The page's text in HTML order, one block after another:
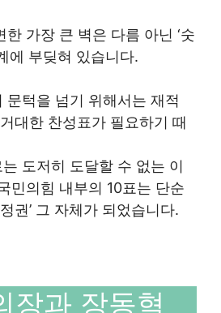
가장 큰 벽은 다름 아닌 ‘숫
에 부딪혀 있습니다.
문턱을 넘기 위해서는 재적
대한 찬성표가 필요하기 때
도저히 도달할 수 없는 이
민의힘 내부의 10표는 단순
권’ 그 자체가 되었습니다.
장과 장동혁